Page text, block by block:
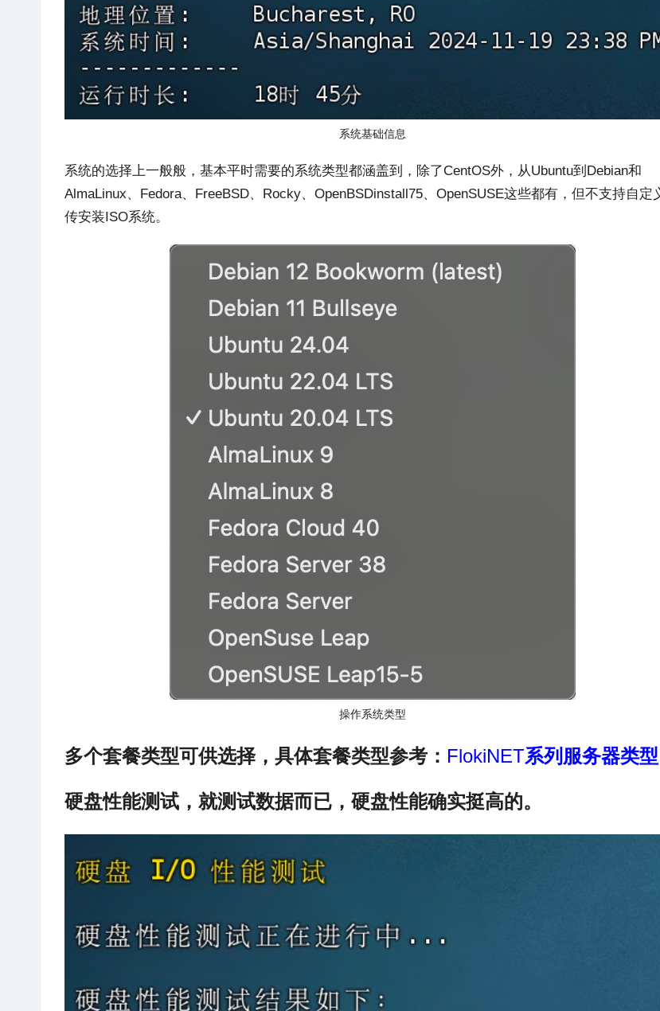
系统基础信息
系统的选择上一般般，基本平时需要的系统类型都涵盖到，除了CentOS外，从Ubuntu到Debian和
AlmaLinux、Fedora、FreeBSD、Rocky、OpenBSDinstall75、OpenSUSE这些都有，但不支持自定
传安装ISO系统。
操作系统类型
多个套餐类型可供选择，具体套餐类型参考： FlokiNET系列服务器类型
硬盘性能测试，就测试数据而已，硬盘性能确实挺高的。